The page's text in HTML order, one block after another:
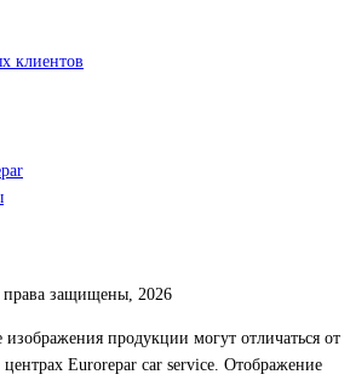
клиентов
права защищены, 2026
изображения продукции могут отличаться от
Eurorepar car service. Отображение